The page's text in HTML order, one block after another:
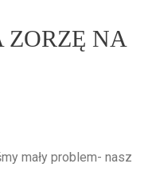
ZORZĘ NA
mały problem- nasz